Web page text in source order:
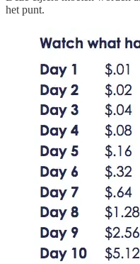
het punt.